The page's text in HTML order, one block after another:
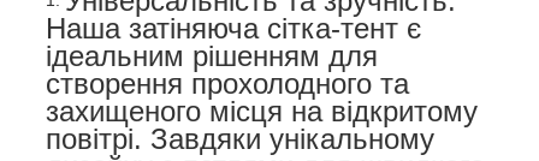
Наша затіняюча сітка-тент є
ідеальним рішенням для
створення прохолодного та
захищеного місця на відкритому
повітрі. Завдяки унікальному